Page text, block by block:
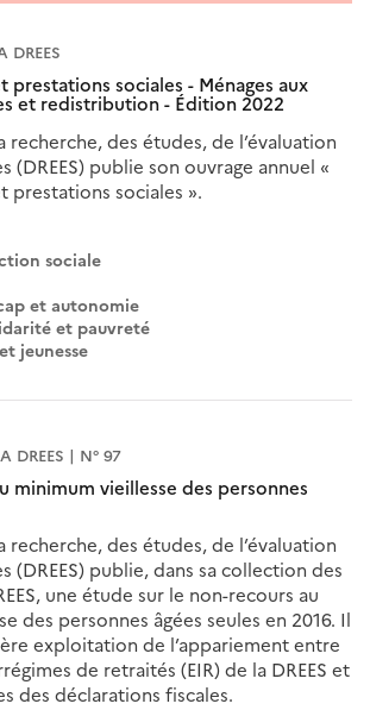
DREES
prestations sociales - Ménages aux
et redistribution - Édition 2022
recherche, des études, de l’évaluation
(DREES) publie son ouvrage annuel «
prestations sociales ».
sociale
et autonomie
et pauvreté
jeunesse
DREES | N° 97
minimum vieillesse des personnes
recherche, des études, de l’évaluation
(DREES) publie, dans sa collection des
une étude sur le non-recours au
des personnes âgées seules en 2016. Il
exploitation de l’appariement entre
de retraités (EIR) de la DREES et
des déclarations fiscales.